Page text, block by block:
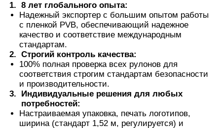
Новости
Все случаи
Отправить запрос
Фильм предохранения от краски автомобиля
1. 8 лет глобального опыта:
Надежный экспортер с большим опытом работы
с пленкой PVB, обеспечивающий надежное
качество и соответствие международным
стандартам.
2. Строгий контроль качества:
100% полная проверка всех рулонов для
соответствия строгим стандартам безопасности
и производительности.
3.
Индивидуальные решения для любых
потребностей:
Настраиваемая упаковка, печать логотипов,
ширина (стандарт 1,52 м, регулируется) и